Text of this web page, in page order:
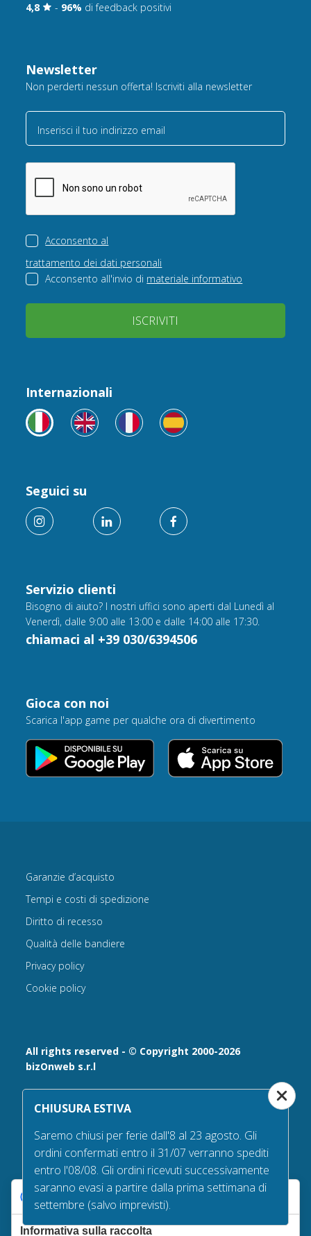
4,8 - 96% di feedback positivi
Newsletter
Non perderti nessun offerta! Iscriviti alla newsletter
Inserisci il tuo indirizzo email
Acconsento al
trattamento dei dati personali
Acconsento all'invio di materiale informativo
ISCRIVITI
Servizio clienti
Bisogno di aiuto? I nostri uffici sono aperti dal Lunedì al
Venerdì, dalle 9:00 alle 13:00 e dalle 14:00 alle 17:30.
chiamaci al +39 030/6394506
Internazionali
Seguici su
Gioca con noi
Scarica l'app game per qualche ora di divertimento
All rights reserved - © Copyright 2000-2026
bizOnweb s.r.l
Via Fratelli Bandiera 18, 25122 - Brescia, Italia
P.IVA 02232630984 - Iscrizione presso la Camera di
n° REA 432569 Capitale sociale versato Euro 25.000,00.
Tel +39.030 6394506
info@bandiere.it
PECbizonweb@mailcertiﬁcatapec.it
Garanzie d’acquisto
Tempi e costi di spedizione
Diritto di recesso
Qualità delle bandiere
Privacy policy
Cookie policy
CHIUSURA ESTIVA
Saremo chiusi per ferie dall'8 al 23 agosto. Gli
ordini confermati entro il 31/07 verranno spediti
entro l'08/08. Gli ordini ricevuti successivamente
saranno evasi a partire dalla prima settimana di
settembre (salvo imprevisti).
Le tue preferenze relative alla privacy
Informativa sulla raccolta